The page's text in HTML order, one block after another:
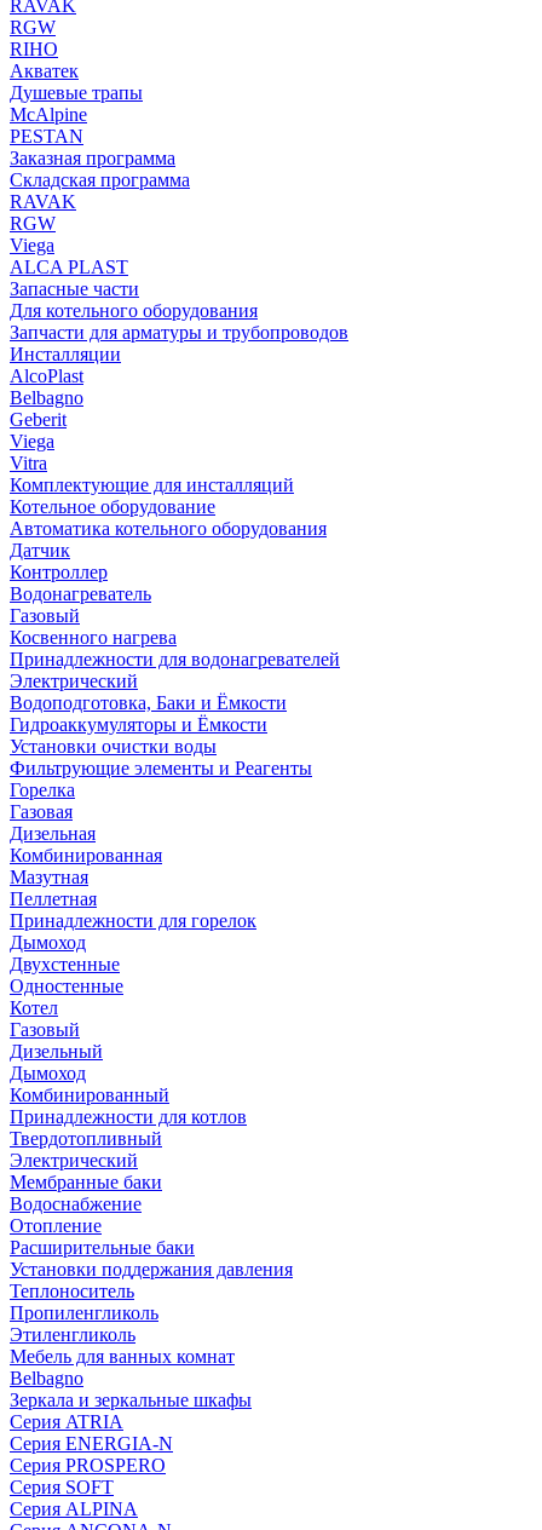
RAVAK
RGW
RIHO
Акватек
Душевые трапы
McAlpine
PESTAN
Заказная программа
Складская программа
RAVAK
RGW
Viega
АLCA PLAST
Запасные части
Для котельного оборудования
Запчасти для арматуры и трубопроводов
Инсталляции
AlcoPlast
Belbagno
Geberit
Viega
Vitra
Комплектующие для инсталляций
Котельное оборудование
Автоматика котельного оборудования
Датчик
Контроллер
Водонагреватель
Газовый
Косвенного нагрева
Принадлежности для водонагревателей
Электрический
Водоподготовка, Баки и Ёмкости
Гидроаккумуляторы и Ёмкости
Установки очистки воды
Фильтрующие элементы и Реагенты
Горелка
Газовая
Дизельная
Комбинированная
Мазутная
Пеллетная
Принадлежности для горелок
Дымоход
Двухстенные
Одностенные
Котел
Газовый
Дизельный
Дымоход
Комбинированный
Принадлежности для котлов
Твердотопливный
Электрический
Мембранные баки
Водоснабжение
Отопление
Расширительные баки
Установки поддержания давления
Теплоноситель
Пропиленгликоль
Этиленгликоль
Мебель для ванных комнат
Belbagno
Зеркала и зеркальные шкафы
Серия ATRIA
Серия ENERGIA-N
Серия PROSPERO
Серия SOFT
Серия ALPINA